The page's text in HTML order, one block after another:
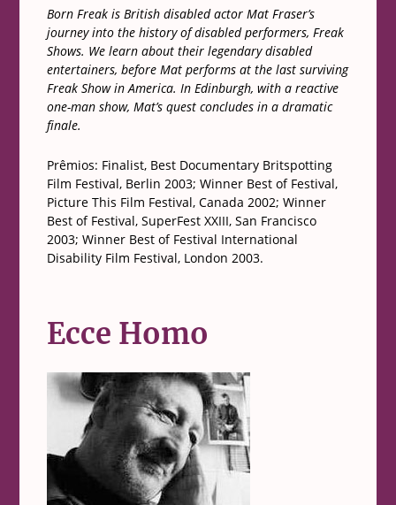
Born Freak is British disabled actor Mat Fraser’s
journey into the history of disabled performers, Freak
Shows. We learn about their legendary disabled
entertainers, before Mat performs at the last surviving
Freak Show in America. In Edinburgh, with a reactive
one-man show, Mat’s quest concludes in a dramatic
finale.
Prêmios: Finalist, Best Documentary Britspotting
Film Festival, Berlin 2003; Winner Best of Festival,
Picture This Film Festival, Canada 2002; Winner
Best of Festival, SuperFest XXIII, San Francisco
2003; Winner Best of Festival International
Disability Film Festival, London 2003.
Ecce Homo